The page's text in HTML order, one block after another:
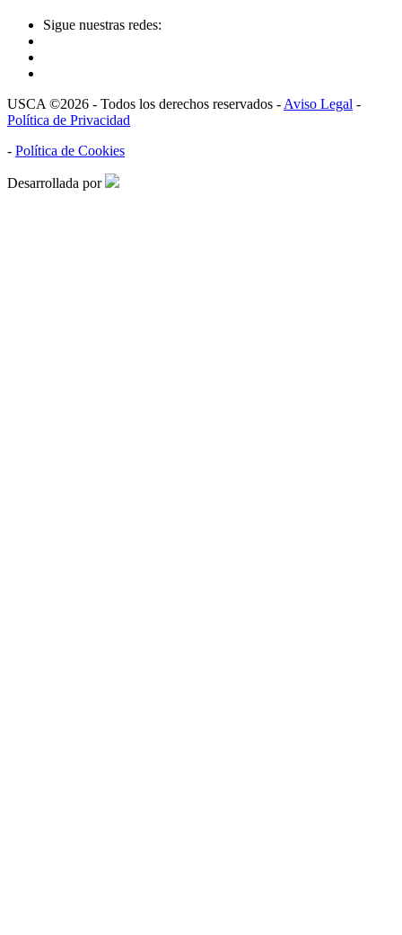
Sigue nuestras redes:
USCA ©2026 - Todos los derechos reservados - Aviso Legal -
Política de Privacidad
- Política de Cookies
Desarrollada por